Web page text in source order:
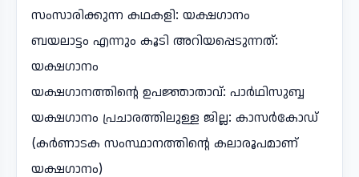
സംസാരിക്കുന്ന കഥകളി: യക്ഷഗാനം
ബയലാട്ടം എന്നും കൂടി അറിയപ്പെടുന്നത്:
യക്ഷഗാനം
യക്ഷഗാനത്തിന്റെ ഉപജ്ഞാതാവ്: പാർഥിസുബ്ബ
യക്ഷഗാനം പ്രചാരത്തിലുള്ള ജില്ല: കാസർകോഡ്
(കർണാടക സംസ്ഥാനത്തിന്റെ കലാരൂപമാണ്
യക്ഷഗാനം)